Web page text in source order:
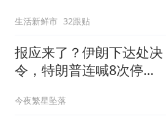
生活新鲜市 32跟贴
报应来了？伊朗下达处决
令，特朗普连喊8次停
今夜繁星坠落